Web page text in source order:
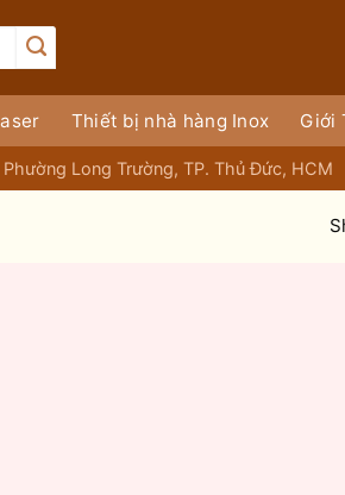
Thiết bị nhà hàng Inox Giới
Long Trường, TP. Thủ Đức, HCM